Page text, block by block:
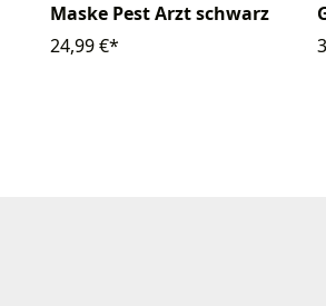
Maske Pest Arzt schwarz
24,99 €*